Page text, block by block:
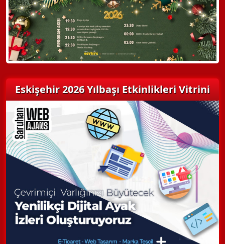
Detaylı Bilgi Alın
Eskişehir 2026 Yılbaşı Etkinlikleri Vitrini